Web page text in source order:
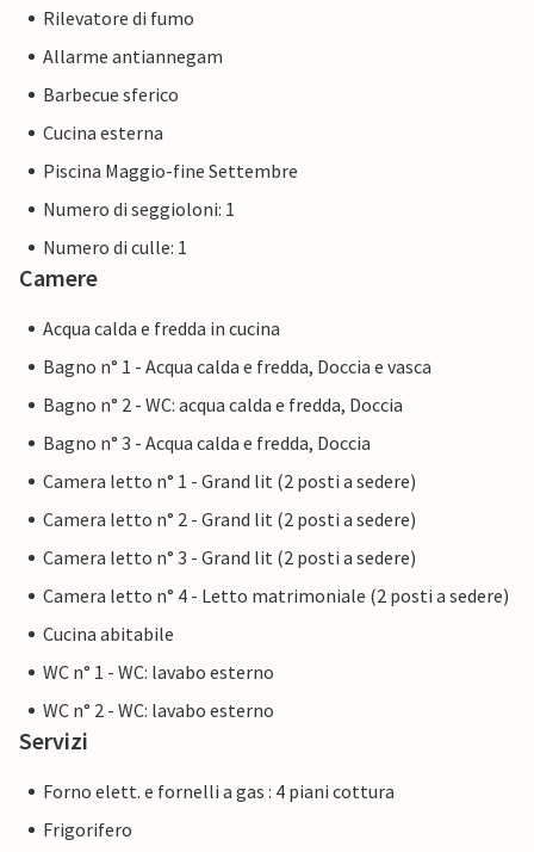
Rilevatore di fumo
Allarme antiannegam
Barbecue sferico
Cucina esterna
Piscina Maggio-fine Settembre
Numero di seggioloni: 1
Numero di culle: 1
Camere
Acqua calda e fredda in cucina
Bagno n° 1 - Acqua calda e fredda, Doccia e vasca
Bagno n° 2 - WC: acqua calda e fredda, Doccia
Bagno n° 3 - Acqua calda e fredda, Doccia
Camera letto n° 1 - Grand lit (2 posti a sedere)
Camera letto n° 2 - Grand lit (2 posti a sedere)
Camera letto n° 3 - Grand lit (2 posti a sedere)
Camera letto n° 4 - Letto matrimoniale (2 posti a sedere)
Cucina abitabile
WC n° 1 - WC: lavabo esterno
WC n° 2 - WC: lavabo esterno
Servizi
Forno elett. e fornelli a gas : 4 piani cottura
Frigorifero